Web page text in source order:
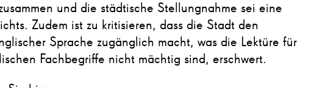
und die städtische Stellungnahme sei eine
Zudem ist zu kritisieren, dass die Stadt den
Sprache zugänglich macht, was die Lektüre für
Fachbegriffe nicht mächtig sind, erschwert.